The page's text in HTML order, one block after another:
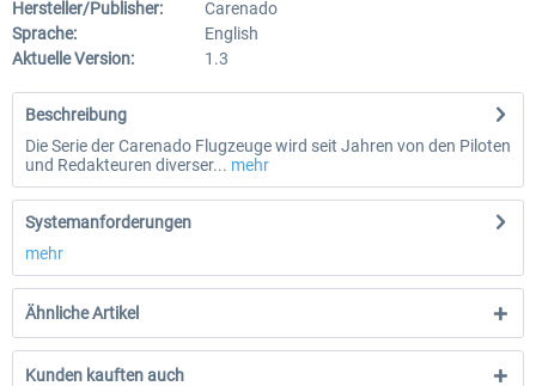
Hersteller/Publisher:
Carenado
Sprache:
English
Aktuelle Version:
1.3
Beschreibung
Die Serie der Carenado Flugzeuge wird seit Jahren von den Piloten
und Redakteuren diverser... mehr
Systemanforderungen
mehr
Ähnliche Artikel
Kunden kauften auch